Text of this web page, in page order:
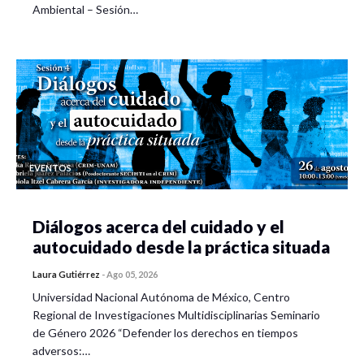
metodología de relatos de vida y del enfoque del curso de la
vida. El acercamiento a las historias personales, familiares y
grupales de las comunidades de mexicanos en Estados
Unidos no resulta fácil dadas las condiciones políticas y
sociales actuales del país de destino. Se revisan los retos y
las estrategias de recolección y análisis de datos de corte
cualitativo.
Ambiental – Sesión…
EVENTOS
Diálogos acerca del cuidado y el
autocuidado desde la práctica situada
Laura Gutiérrez -Ago 05, 2026
Universidad Nacional Autónoma de México, Centro
Regional de Investigaciones Multidisciplinarias Seminario
de Género 2026 “Defender los derechos en tiempos
adversos:…